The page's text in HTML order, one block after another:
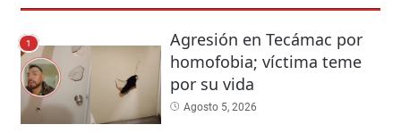
1
Agresión en Tecámac por
homofobia; víctima teme
por su vida
Agosto 5, 2026